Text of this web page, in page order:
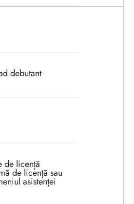
debutant
de licență
de licență sau
asistenței